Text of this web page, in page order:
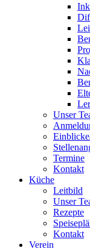
Unser
Termine
Kontakt
Küche
Leitbild
Unser
Rezepte
Kontakt
Verein